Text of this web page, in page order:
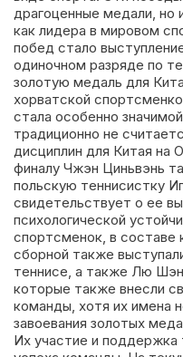
драгоценные медали, но
как лидера в мировом
побед стало
одиночном разряде по
золотую медаль для
хорватской
стала особенно
традиционно не
дисциплин для Китая на
финалу Чжэн Циньвэнь
польскую теннисистку
свидетельствует о ее
психологической
спортсменок, в составе
сборной также
теннисе, а также Лю
которые также внесли
команды, хотя их имена
завоевания золотых
Их участие и